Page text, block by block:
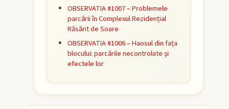
OBSERVATIA #1007 – Problemele
parcării în Complexul Rezidențial
Răsărit de Soare
OBSERVATIA #1006 – Haosul din fața
blocului: parcările necontrolate și
efectele lor